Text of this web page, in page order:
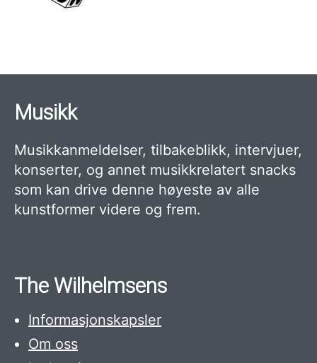
Musikk
Musikkanmeldelser, tilbakeblikk, intervjuer,
konserter, og annet musikkrelatert snacks
som kan drive denne høyeste av alle
kunstformer videre og frem.
The Wilhelmsens
Informasjonskapsler
Om oss